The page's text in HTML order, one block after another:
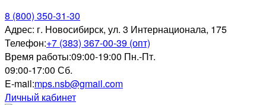
8 (800) 350-31-30
Адрес: г. Новосибирск, ул. 3 Интернационала, 175
Телефон:+7 (383) 367-00-39 (опт)
Время работы:09:00-19:00 Пн.-Пт.
09:00-17:00 Сб.
E-mail:mps.nsb@gmail.com
Личный кабинет